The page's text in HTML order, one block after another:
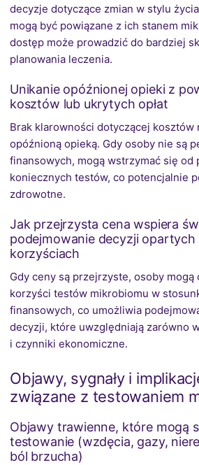
decyzje dotyczące zmian w stylu
mogą być powiązane z ich stanem
dostęp może prowadzić do bardziej
planowania leczenia.
Unikanie opóźnionej opieki z
kosztów lub ukrytych opłat
Brak klarowności dotyczącej kosztów
opóźnioną opieką. Gdy osoby nie są
finansowych, mogą wstrzymać się od
koniecznych testów, co potencjalnie
zdrowotne.
Jak przejrzysta cena wspiera
podejmowanie decyzji opartych
korzyściach
Gdy ceny są przejrzyste, osoby
korzyści testów mikrobiomu w
finansowych, co umożliwia
decyzji, które uwzględniają zarówno
i czynniki ekonomiczne.
Objawy, sygnały i
związane z testowaniem
Objawy trawienne, które mogą
testowanie (wzdęcia, gazy,
ból brzucha)